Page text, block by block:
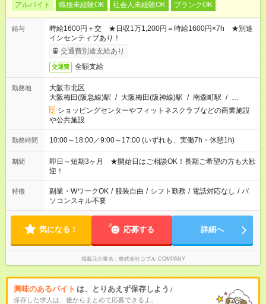
アルバイト 職種未経験OK 社会人未経験OK ブランクOK
給与
時給1600円＋交 ★日収1万1,200円＝時給1600円×7h ★別途
インセンティブあり！
交通費別途支給あり
交通費 全額支給
勤務地
大阪市北区
大阪梅田(阪急線)駅 / 大阪梅田(阪神線)駅 / 南森町駅 / …
ショッピングセンターやフィットネスクラブなどの商業施設
や公共施設
勤務時間 10:00～18:00／9:00～17:00 (いずれも、実働7h・休憩1h)
期間
即日～短期3ヶ月 ★開始日はご相談OK！長期ご希望の方も大歓
迎！
特徴 副業・WワークOK / 服装自由 / シフト勤務 / 電話対応なし / パ
ソコンスキル不要
気になる！ 応募する 詳細へ
掲載元企業名 株式会社コブル COMPANY
興味のあるバイト は、とりあえず保存しよう♪
保存した求人は、後からまとめて応募できるよ。